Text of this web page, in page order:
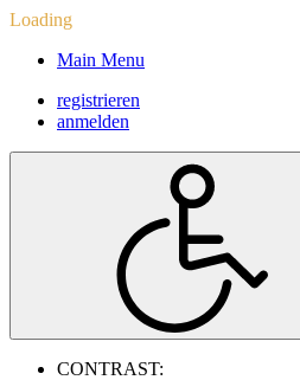
Loading
Main Menu
registrieren
anmelden
CONTRAST: